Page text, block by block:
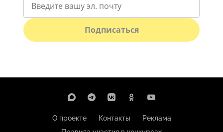
Подписаться
О проекте Контакты
Реклама